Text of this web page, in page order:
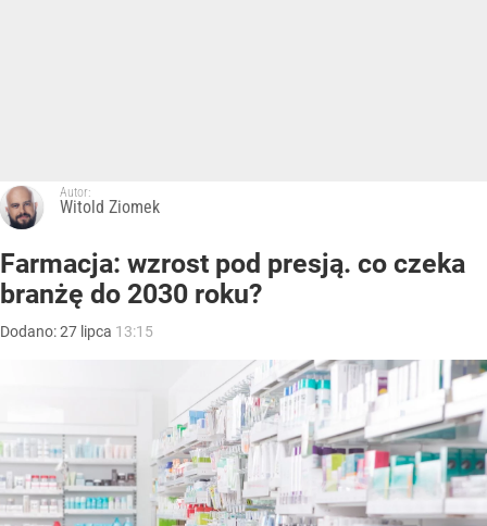
Autor:
Witold Ziomek
Farmacja: wzrost pod presją. co czeka
branżę do 2030 roku?
Dodano:27 lipca 13:15